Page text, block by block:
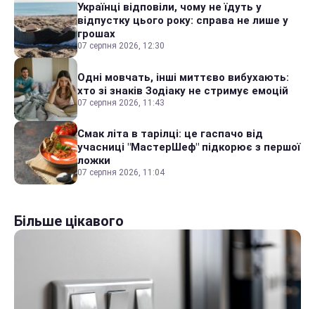
Українці відповіли, чому не їдуть у
відпустку цього року: справа не лише у
грошах
07 серпня 2026, 12:30
Одні мовчать, інші миттєво вибухають:
хто зі знаків Зодіаку не стримує емоцій
07 серпня 2026, 11:43
Смак літа в тарілці: це гаспачо від
учасниці "МастерШеф" підкорює з першої
ложки
07 серпня 2026, 11:04
Більше цікавого